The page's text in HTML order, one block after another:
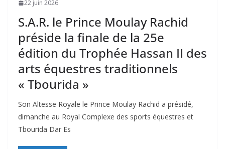
22 juin 2026
S.A.R. le Prince Moulay Rachid
préside la finale de la 25e
édition du Trophée Hassan II des
arts équestres traditionnels
« Tbourida »
Son Altesse Royale le Prince Moulay Rachid a présidé,
dimanche au Royal Complexe des sports équestres et
Tbourida Dar Es